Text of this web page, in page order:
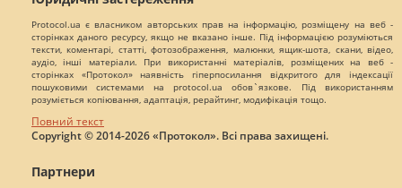
Protocol.ua є власником авторських прав на інформацію, розміщену на веб -
сторінках даного ресурсу, якщо не вказано інше. Під інформацією розуміються
тексти, коментарі, статті, фотозображення, малюнки, ящик-шота, скани, відео,
аудіо, інші матеріали. При використанні матеріалів, розміщених на веб -
сторінках «Протокол» наявність гіперпосилання відкритого для індексації
пошуковими системами на protocol.ua обов`язкове. Під використанням
розуміється копіювання, адаптація, рерайтинг, модифікація тощо.
Повний текст
Copyright © 2014-2026 «Протокол». Всі права захищені.
Партнери